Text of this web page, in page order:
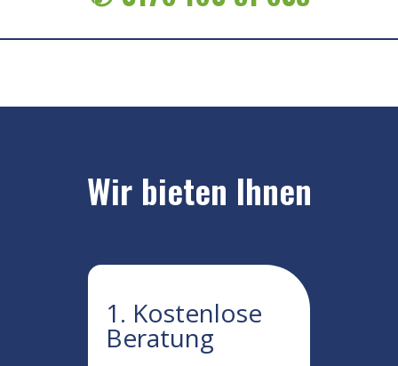
Wir bieten Ihnen
1. Kostenlose
Beratung